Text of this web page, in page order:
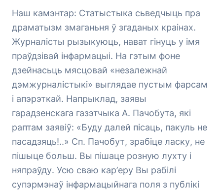
Наш камэнтар: Статыстыка сьведчыць пра
драматызм змаганьня ў згаданых краінах.
Журналісты рызыкуюць, нават гінуць у імя
праўдзівай інфармацыі. На гэтым фоне
дзейнасьць мясцовай «незалежнай
дэмжурналістыкі» выглядае пустым фарсам
і апэрэткай. Напрыклад, заявы
гарадзенскага газэтчыка А. Пачобута, які
раптам заявіў: «Буду далей пісаць, пакуль не
пасадзяць!..» Сп. Пачобут, зрабіце ласку, не
пішыце больш. Вы пішаце розную лухту і
няпраўду. Усю сваю кар’еру Вы рабілі
супэрмэнаў інфармацыйнага поля з публікі